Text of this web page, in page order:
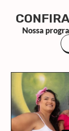
Nossa